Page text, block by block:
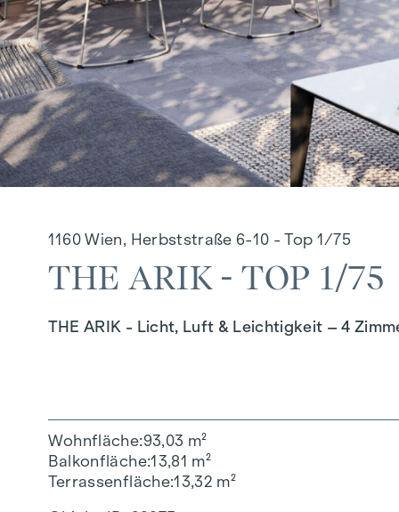
1160 Wien, Herbststraße 6-10 - Top 1/75
THE ARIK - TOP 1/75
THE ARIK - Licht, Luft & Leichtigkeit – 4
Wohnfläche 93,03 m²
Balkonfläche 13,81 m²
Terrassenfläche 13,32 m²